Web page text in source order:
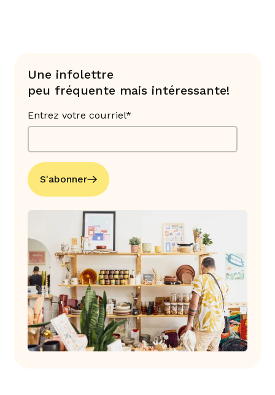
Une infolettre
peu fréquente mais intéressante!
Entrez votre courriel*
S'abonner